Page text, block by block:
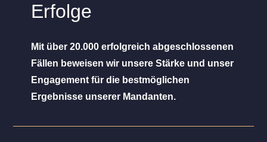
Erfolge
Mit über 20.000 erfolgreich abgeschlossenen
Fällen beweisen wir unsere Stärke und unser
Engagement für die bestmöglichen
Ergebnisse unserer Mandanten.